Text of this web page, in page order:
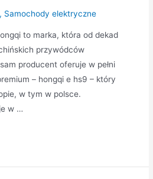
Samochody elektryczne
to marka, która od dekad
przywódców
producent oferuje w pełni
– hongqi e hs9 – który
w tym w polsce.
w …